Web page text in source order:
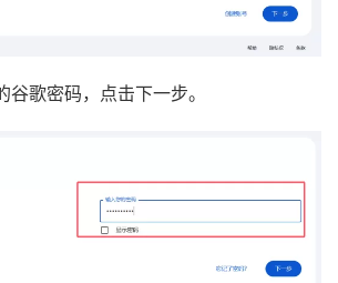
谷歌密码，点击下一步。